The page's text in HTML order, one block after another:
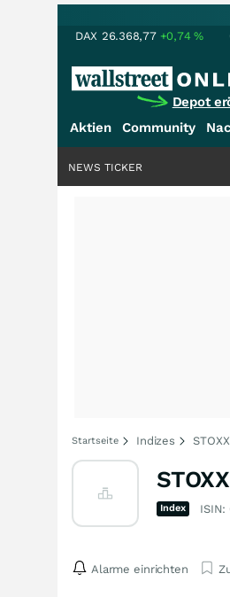
DAX 26.368,77 +0,74%
Depot
Aktien Community
NEWS TICKER
Startseite Indizes
Index ISIN:
Alarme einrichten